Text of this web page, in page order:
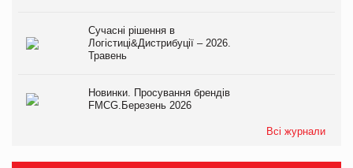
Сучасні рішення в
Логістиці&Дистрибуції – 2026.
Травень
Новинки. Просування брендів
FMCG.Березень 2026
Всі журнали